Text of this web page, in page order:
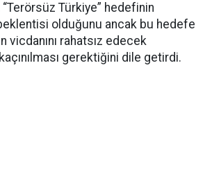
“Terörsüz Türkiye” hedefinin
olduğunu ancak bu hedefe
vicdanını rahatsız edecek
gerektiğini dile getirdi.